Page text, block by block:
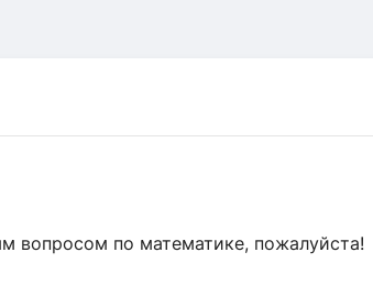
вопросом по математике, пожалуйста!